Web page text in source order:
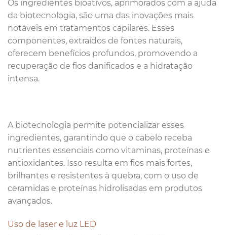
Os ingredientes bioativos, aprimorados com a ajuda
da biotecnologia, são uma das inovações mais
notáveis em tratamentos capilares. Esses
componentes, extraídos de fontes naturais,
oferecem benefícios profundos, promovendo a
recuperação de fios danificados e a hidratação
intensa.
A biotecnologia permite potencializar esses
ingredientes, garantindo que o cabelo receba
nutrientes essenciais como vitaminas, proteínas e
antioxidantes. Isso resulta em fios mais fortes,
brilhantes e resistentes à quebra, com o uso de
ceramidas e proteínas hidrolisadas em produtos
avançados.
Uso de laser e luz LED